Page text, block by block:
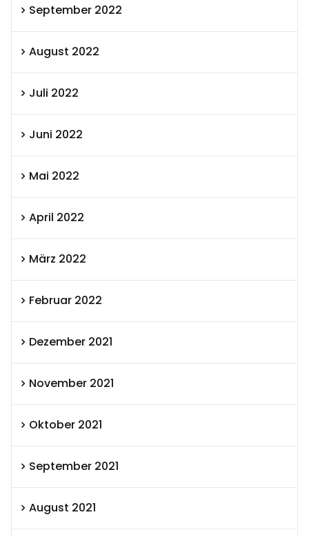
September 2022
August 2022
Juli 2022
Juni 2022
Mai 2022
April 2022
März 2022
Februar 2022
Dezember 2021
November 2021
Oktober 2021
September 2021
August 2021